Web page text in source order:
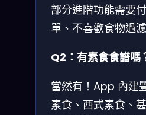
部分進階功能需要
單、不喜歡食物過
Q2：有素食食譜嗎
當然有！App 內建
素食、西式素食、